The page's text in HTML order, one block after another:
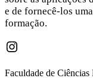
e de fornecê-los
formação.
Instagram
Faculdade de Ciências